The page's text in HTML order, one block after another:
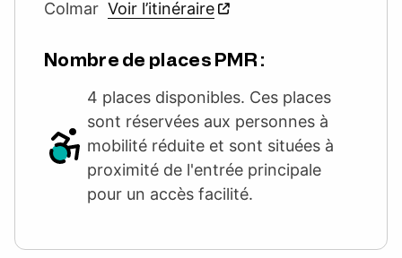
Colmar Voir l’itinéraire
Nombre de places PMR :
4 places disponibles. Ces places
sont réservées aux personnes à
mobilité réduite et sont situées à
proximité de l'entrée principale
pour un accès facilité.